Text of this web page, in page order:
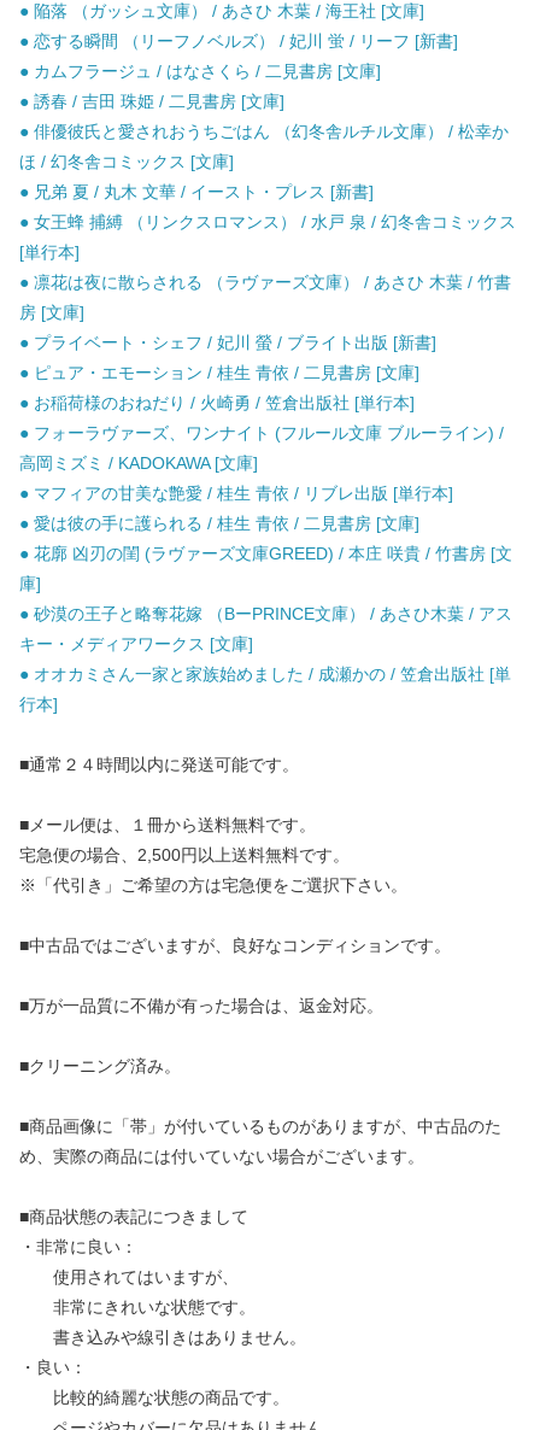
● 陥落 （ガッシュ文庫） / あさひ 木葉 / 海王社 [文庫]
● 恋する瞬間 （リーフノベルズ） / 妃川 蛍 / リーフ [新書]
● カムフラージュ / はなさくら / 二見書房 [文庫]
● 誘春 / 吉田 珠姫 / 二見書房 [文庫]
● 俳優彼氏と愛されおうちごはん （幻冬舎ルチル文庫） / 松幸か
ほ / 幻冬舎コミックス [文庫]
● 兄弟 夏 / 丸木 文華 / イースト・プレス [新書]
● 女王蜂 捕縛 （リンクスロマンス） / 水戸 泉 / 幻冬舎コミックス
[単行本]
● 凛花は夜に散らされる （ラヴァーズ文庫） / あさひ 木葉 / 竹書
房 [文庫]
● プライベート・シェフ / 妃川 螢 / ブライト出版 [新書]
● ピュア・エモーション / 桂生 青依 / 二見書房 [文庫]
● お稲荷様のおねだり / 火崎勇 / 笠倉出版社 [単行本]
● フォーラヴァーズ、ワンナイト (フルール文庫 ブルーライン) /
高岡ミズミ / KADOKAWA [文庫]
● マフィアの甘美な艶愛 / 桂生 青依 / リブレ出版 [単行本]
● 愛は彼の手に護られる / 桂生 青依 / 二見書房 [文庫]
● 花廓 凶刃の閨 (ラヴァーズ文庫GREED) / 本庄 咲貴 / 竹書房 [文
庫]
● 砂漠の王子と略奪花嫁 （BーPRINCE文庫） / あさひ木葉 / アス
キー・メディアワークス [文庫]
● オオカミさん一家と家族始めました / 成瀬かの / 笠倉出版社 [単
行本]
■通常２４時間以内に発送可能です。
■メール便は、１冊から送料無料です。
宅急便の場合、2,500円以上送料無料です。
※「代引き」ご希望の方は宅急便をご選択下さい。
■中古品ではございますが、良好なコンディションです。
■万が一品質に不備が有った場合は、返金対応。
■クリーニング済み。
■商品画像に「帯」が付いているものがありますが、中古品のた
め、実際の商品には付いていない場合がございます。
■商品状態の表記につきまして
・非常に良い：
使用されてはいますが、
非常にきれいな状態です。
書き込みや線引きはありません。
・良い：
比較的綺麗な状態の商品です。